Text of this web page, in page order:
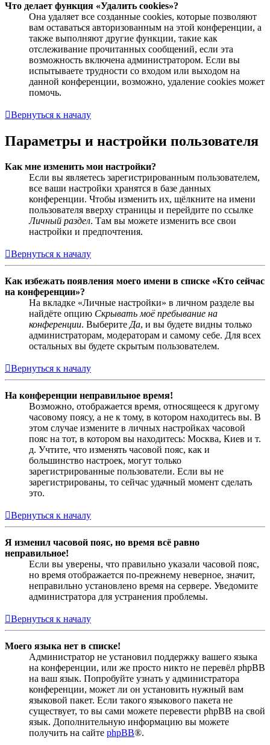
Что делает функция «Удалить cookies»?
Она удаляет все созданные cookies, которые позволяют
вам оставаться авторизованным на этой конференции, а
также выполняют другие функции, такие как
отслеживание прочитанных сообщений, если эта
возможность включена администратором. Если вы
испытываете трудности со входом или выходом на
данной конференции, возможно, удаление cookies может
помочь.
Вернуться к началу
Параметры и настройки пользователя
Как мне изменить мои настройки?
Если вы являетесь зарегистрированным пользователем,
все ваши настройки хранятся в базе данных
конференции. Чтобы изменить их, щёлкните на имени
пользователя вверху страницы и перейдите по ссылке
Личный раздел. Там вы можете изменить все свои
настройки и предпочтения.
Вернуться к началу
Как избежать появления моего имени в списке «Кто сейчас
на конференции»?
На вкладке «Личные настройки» в личном разделе вы
найдёте опцию Скрывать моё пребывание на
конференции. Выберите Да, и вы будете видны только
администраторам, модераторам и самому себе. Для всех
остальных вы будете скрытым пользователем.
Вернуться к началу
На конференции неправильное время!
Возможно, отображается время, относящееся к другому
часовому поясу, а не к тому, в котором находитесь вы. В
этом случае измените в личных настройках часовой
пояс на тот, в котором вы находитесь: Москва, Киев и т.
д. Учтите, что изменять часовой пояс, как и
большинство настроек, могут только
зарегистрированные пользователи. Если вы не
зарегистрированы, то сейчас удачный момент сделать
это.
Вернуться к началу
Я изменил часовой пояс, но время всё равно
неправильное!
Если вы уверены, что правильно указали часовой пояс,
но время отображается по-прежнему неверное, значит,
неправильно установлено время на сервере. Уведомите
администратора для устранения проблемы.
Вернуться к началу
Моего языка нет в списке!
Администратор не установил поддержку вашего языка
на конференции, или же просто никто не перевёл phpBB
на ваш язык. Попробуйте узнать у администратора
конференции, может ли он установить нужный вам
языковой пакет. Если такого языкового пакета не
существует, то вы сами можете перевести phpBB на свой
язык. Дополнительную информацию вы можете
получить на сайте phpBB®.